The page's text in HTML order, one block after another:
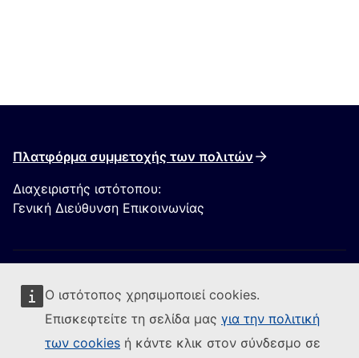
Ο ιστότοπος χρησιμοποιεί cookies.
Επισκεφτείτε τη σελίδα μας για την πολιτική
των cookies ή κάντε κλικ στον σύνδεσμο σε
Πλατφόρμα συμμετοχής των πολιτών
Διαχειριστής ιστότοπου:
Γενική Διεύθυνση Επικοινωνίας
Ακολουθήστε την Ευρωπαϊκή Επιτροπή